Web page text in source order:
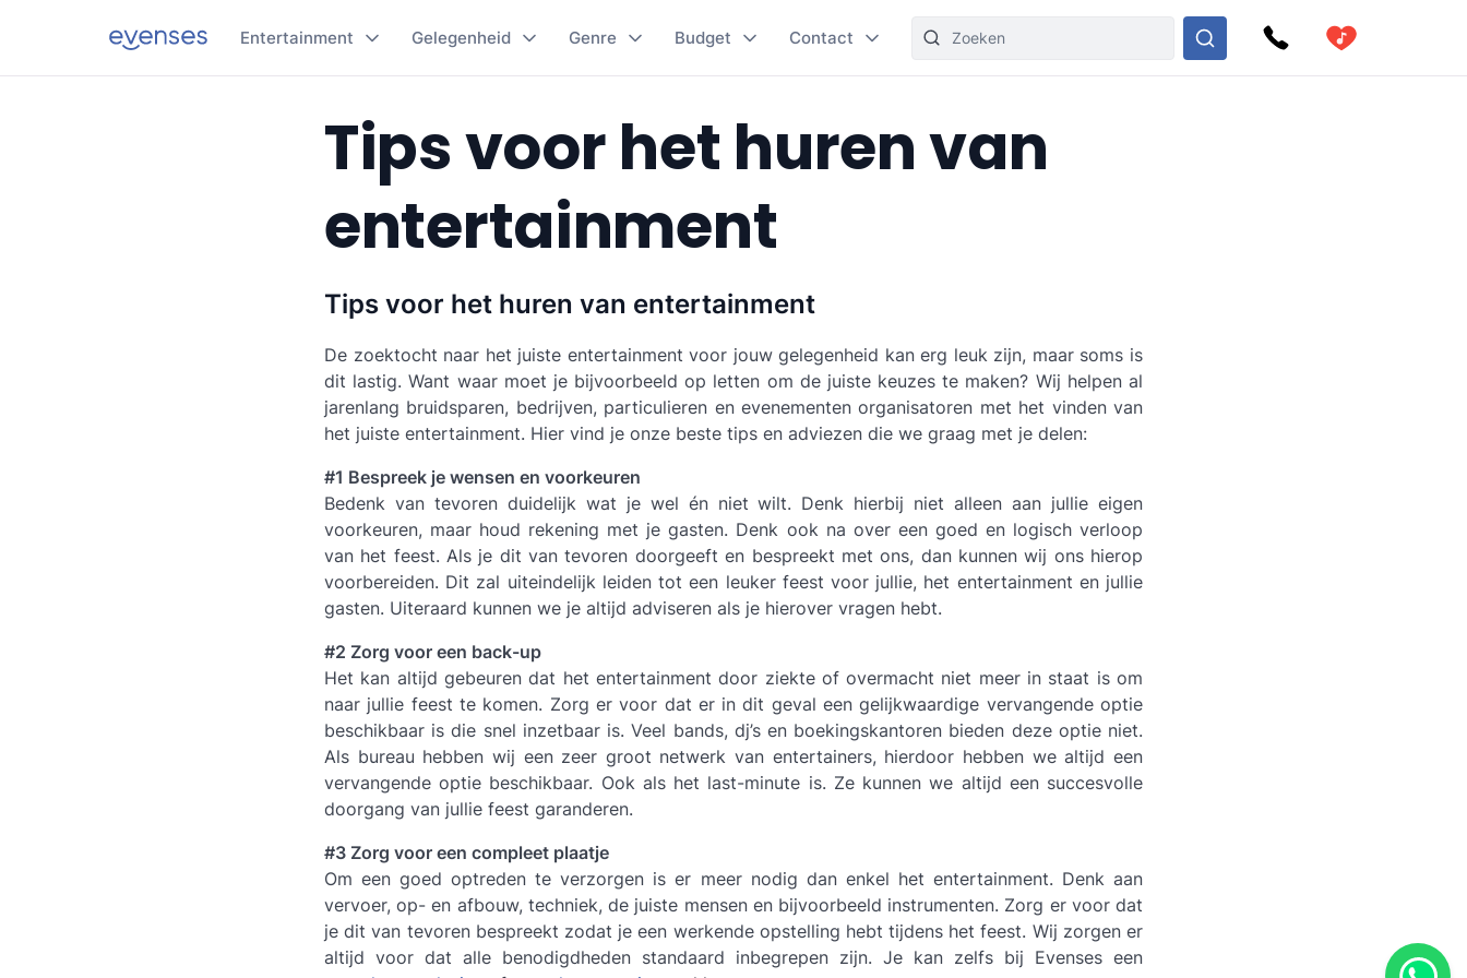
Entertainment Gelegenheid Genre Budget Contact
Tips voor het huren van
entertainment
Tips voor het huren van entertainment
De zoektocht naar het juiste entertainment voor jouw gelegenheid kan erg leuk zijn, maar soms is
dit lastig. Want waar moet je bijvoorbeeld op letten om de juiste keuzes te maken? Wij helpen al
jarenlang bruidsparen, bedrijven, particulieren en evenementen organisatoren met het vinden van
het juiste entertainment. Hier vind je onze beste tips en adviezen die we graag met je delen:
#1 Bespreek je wensen en voorkeuren
Bedenk van tevoren duidelijk wat je wel én niet wilt. Denk hierbij niet alleen aan jullie eigen
voorkeuren, maar houd rekening met je gasten. Denk ook na over een goed en logisch verloop
van het feest. Als je dit van tevoren doorgeeft en bespreekt met ons, dan kunnen wij ons hierop
voorbereiden. Dit zal uiteindelijk leiden tot een leuker feest voor jullie, het entertainment en jullie
gasten. Uiteraard kunnen we je altijd adviseren als je hierover vragen hebt.
#2 Zorg voor een back-up
Het kan altijd gebeuren dat het entertainment door ziekte of overmacht niet meer in staat is om
naar jullie feest te komen. Zorg er voor dat er in dit geval een gelijkwaardige vervangende optie
beschikbaar is die snel inzetbaar is. Veel bands, dj’s en boekingskantoren bieden deze optie niet.
Als bureau hebben wij een zeer groot netwerk van entertainers, hierdoor hebben we altijd een
vervangende optie beschikbaar. Ook als het last-minute is. Ze kunnen we altijd een succesvolle
doorgang van jullie feest garanderen.
#3 Zorg voor een compleet plaatje
Om een goed optreden te verzorgen is er meer nodig dan enkel het entertainment. Denk aan
vervoer, op- en afbouw, techniek, de juiste mensen en bijvoorbeeld instrumenten. Zorg er voor dat
je dit van tevoren bespreekt zodat je een werkende opstelling hebt tijdens het feest. Wij zorgen er
altijd voor dat alle benodigdheden standaard inbegrepen zijn. Je kan zelfs bij Evenses een